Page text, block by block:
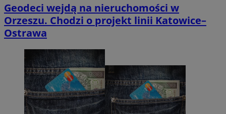
Geodeci wejdą na nieruchomości w
Orzeszu. Chodzi o projekt linii Katowice–
Ostrawa